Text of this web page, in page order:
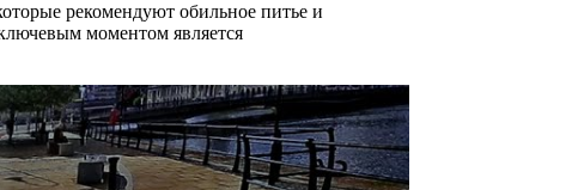
рекомендуют обильное питье и
моментом является